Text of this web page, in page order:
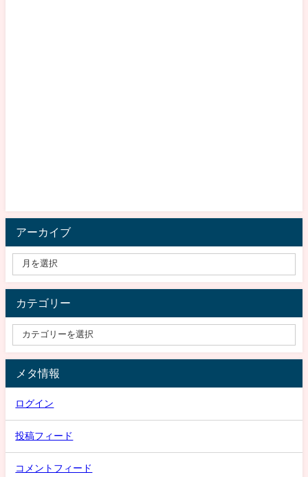
アーカイブ
カテゴリー
メタ情報
ログイン
投稿フィード
コメントフィード